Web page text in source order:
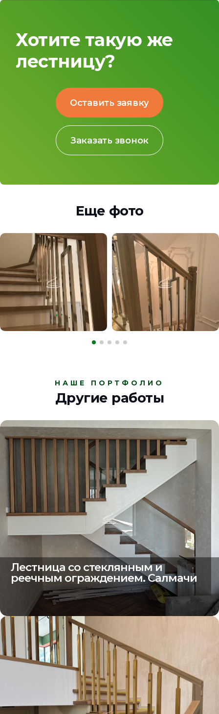
Хотите такую же
лестницу?
Оставить заявку
Заказать звонок
Еще фото
НАШЕ ПОРТФОЛИО
Другие работы
Лестница со стеклянным и
реечным ограждением. Салмачи